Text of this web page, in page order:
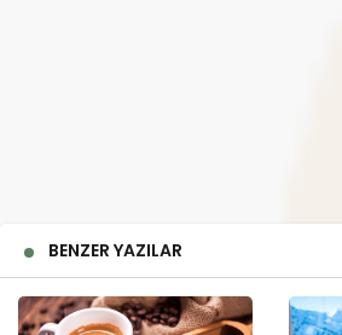
BENZER YAZILAR